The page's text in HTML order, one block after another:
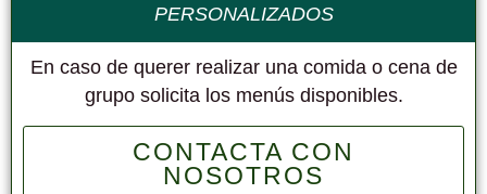
PERSONALIZADOS
En caso de querer realizar una comida o cena de
grupo solicita los menús disponibles.
CONTACTA CON
NOSOTROS